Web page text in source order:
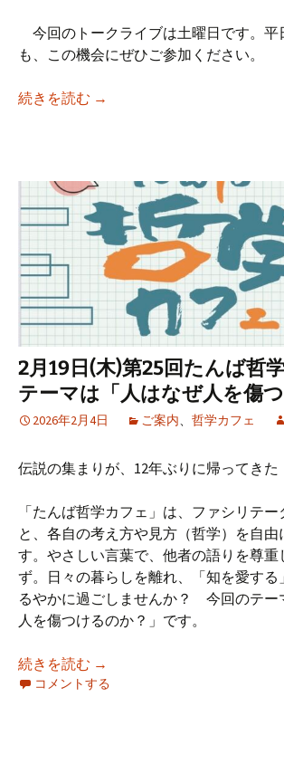
今回のトークライブは土曜日です。平
も、この機会にぜひご参加ください。
続きを読む 【iso乃家トークライブ
→
2月19日(木)第25回たんば哲
テーマは「人はなぜ人を傷つ
2026年2月4日 ご案内、 哲学カフェ
伝説の集まりが、12年ぶりに帰ってきた
「たんば哲学カフェ」は、ファシリテ
と、各自の考え方や見方（哲学）を自
す。やさしい言葉で、他者の語りを尊重
ず。日々の暮らしを離れ、「知を愛する
るやかに過ごしませんか？ 今回のテー
人を傷つけるのか？」です。
続きを読む 2月19日(木)第25回たんば哲
→
コメントする